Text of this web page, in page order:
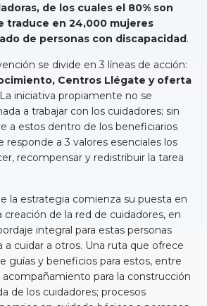
de los cuales el 80% son
traduce en 24,000 mujeres
de personas con discapacidad.
se divide en 3 líneas de acción:
Centros Llégate y oferta
iniciativa propiamente no se
a trabajar con los cuidadores; sin
a estos dentro de los beneficiarios
responde a 3 valores esenciales los
recompensar y redistribuir la tarea
la estrategia comienza su puesta en
de la red de cuidadores, en
integral para estas personas
a cuidar a otros. Una ruta que ofrece
guías y beneficios para estos, entre
para la construcción
de los cuidadores; procesos